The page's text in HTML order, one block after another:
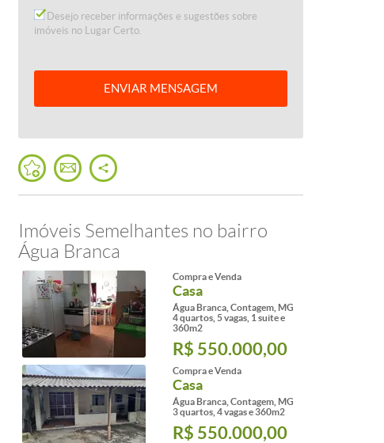
Desejo receber informações e sugestões sobre
imóveis no Lugar Certo.
ENVIAR MENSAGEM
Imóveis Semelhantes no bairro
Água Branca
Compra e Venda
Casa
Água Branca, Contagem, MG
4 quartos, 5 vagas, 1 suite e
360m2
R$ 550.000,00
Compra e Venda
Casa
Água Branca, Contagem, MG
3 quartos, 4 vagas e 360m2
R$ 550.000,00